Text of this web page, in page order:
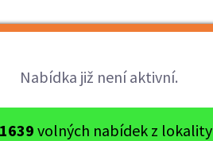
Nabídka již není aktivní.
1639 volných nabídek z lokality
Kontrolor/ka kvality dílů v...